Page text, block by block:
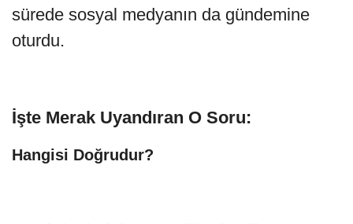
sürede sosyal medyanın da gündemine
oturdu.
İşte Merak Uyandıran O Soru:
Hangisi Doğrudur?